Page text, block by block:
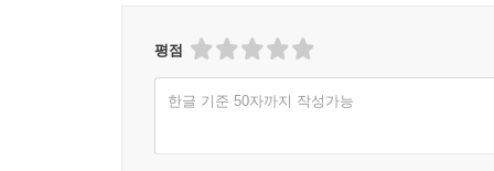
평점
한글 기준 50자까지 작성가능